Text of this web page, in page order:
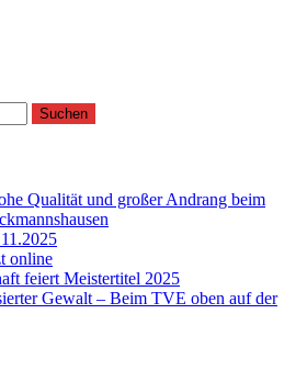
Qualität und großer Andrang beim
online
feiert Meistertitel 2025
Gewalt – Beim TVE oben auf der